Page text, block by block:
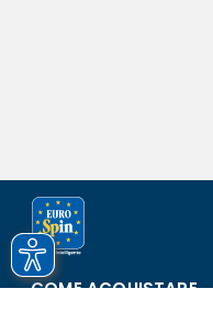
COME ACQUISTARE